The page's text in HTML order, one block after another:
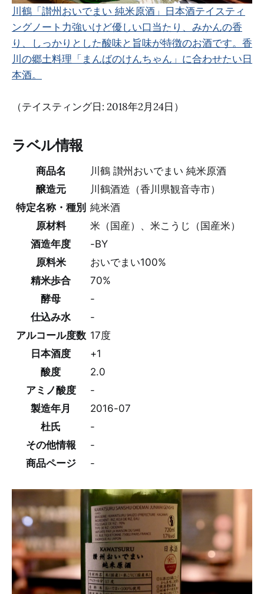
川鶴「讃州おいでまい 純米原酒」日本酒テイスティ
ングノート 力強いけど優しい口当たり、みかんの香
り、しっかりとした酸味と旨味が特徴のお酒です。香
川の郷土料理「まんばのけんちゃん」に合わせたい日
本酒。
（テイスティング日: 2018年2月24日）
ラベル情報
商品名
川鶴 讃州おいでまい 純米原酒
醸造元
川鶴酒造（香川県観音寺市）
特定名称・種別 純米酒
原材料
米（国産）、米こうじ（国産米）
酒造年度
-BY
原料米
おいでまい100%
精米歩合
70%
酵母
-
仕込み水
-
アルコール度数 17度
日本酒度
+1
酸度
2.0
アミノ酸度
-
製造年月
2016-07
杜氏
-
その他情報
-
商品ページ
-